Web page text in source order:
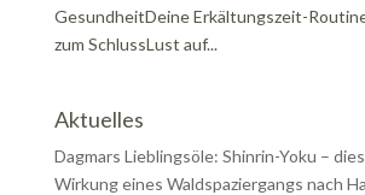
GesundheitDeine Erkältungszeit-
zum SchlussLust auf...
Aktuelles
Dagmars Lieblingsöle: Shinrin-Yoku –
Wirkung eines Waldspaziergangs nach